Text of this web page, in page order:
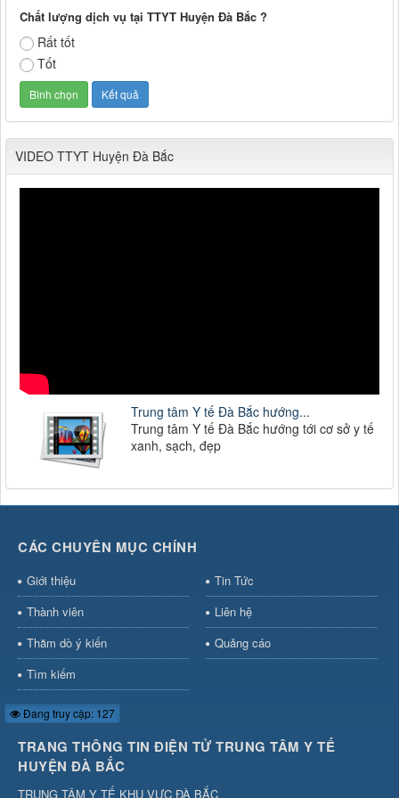
Chất lượng dịch vụ tại TTYT Huyện Đà Bắc ?
Rất tốt
Tốt
VIDEO TTYT Huyện Đà Bắc
Trung tâm Y tế Đà Bắc hướng...
Trung tâm Y tế Đà Bắc hướng tới cơ sở y tế
xanh, sạch, đẹp
CÁC CHUYÊN MỤC CHÍNH
Giới thiệu
Tin Tức
Thành viên
Liên hệ
Thăm dò ý kiến
Quảng cáo
Tìm kiếm
Đang truy cập: 127
TRANG THÔNG TIN ĐIỆN TỬ TRUNG TÂM Y TẾ
HUYỆN ĐÀ BẮC
TRUNG TÂM Y TẾ KHU VỰC ĐÀ BẮC